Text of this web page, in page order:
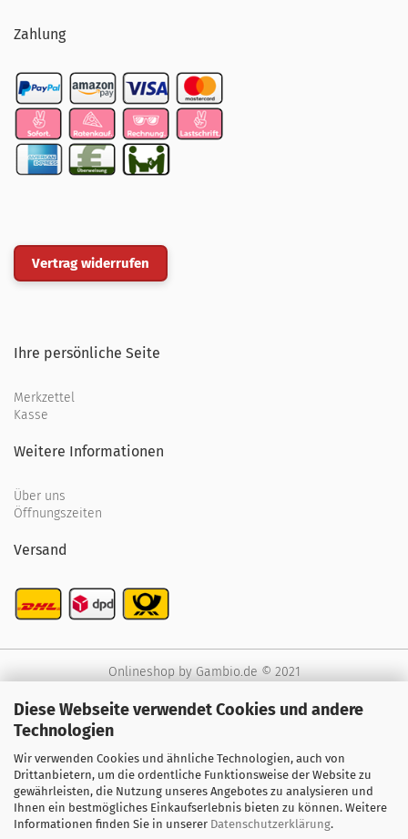
Diese Webseite verwendet Cookies und andere
Technologien
Wir verwenden Cookies und ähnliche Technologien, auch von
Drittanbietern, um die ordentliche Funktionsweise der Website zu
gewährleisten, die Nutzung unseres Angebotes zu analysieren und
Ihnen ein bestmögliches Einkaufserlebnis bieten zu können. Weitere
Informationen finden Sie in unserer Datenschutzerklärung.
Zahlung
Vertrag widerrufen
Ihre persönliche Seite
Merkzettel
Kasse
Weitere Informationen
Über uns
Öffnungszeiten
Versand
Onlineshopby Gambio.de © 2021